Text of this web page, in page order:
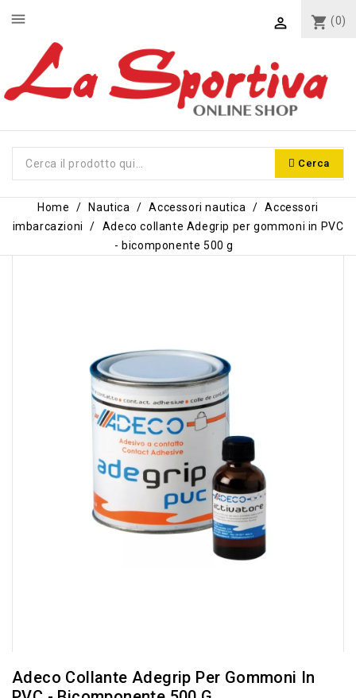
shopping_cart (0)

Cerca
menu
Home Nautica Accessori nautica
Accessori
imbarcazioni
Adeco collante Adegrip per gommoni in PVC
- bicomponente 500 g
Adeco Collante Adegrip Per Gommoni In